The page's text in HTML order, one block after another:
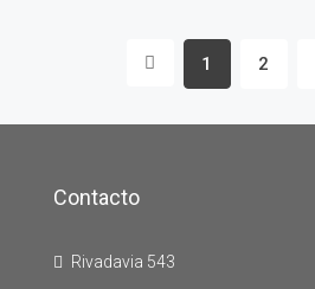
1 2
Contacto
Rivadavia 543